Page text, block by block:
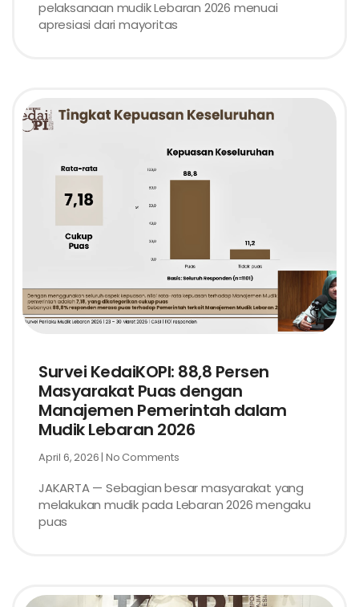
pelaksanaan mudik Lebaran 2026 menuai
apresiasi dari mayoritas
Survei KedaiKOPI: 88,8 Persen
Masyarakat Puas dengan
Manajemen Pemerintah dalam
Mudik Lebaran 2026
April 6, 2026 No Comments
JAKARTA — Sebagian besar masyarakat yang
melakukan mudik pada Lebaran 2026 mengaku
puas